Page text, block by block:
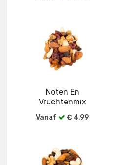
Noten En
Vruchtenmix
Vanaf € 4,99